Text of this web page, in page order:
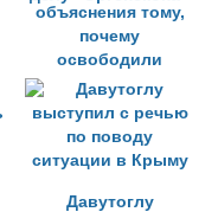
объяснения тому,
почему
освободили
подсудимых по
делу «Эргенекона»
Давутоглу